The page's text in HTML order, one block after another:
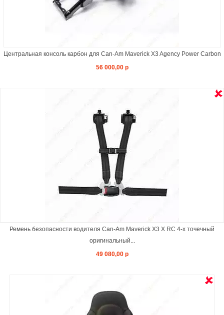
Центральная консоль карбон для Can-Am Maverick X3 Agency Power Carbon
56 000,00 р
Ремень безопасности водителя Can-Am Maverick X3 X RC 4-х точечный
оригинальный...
49 080,00 р